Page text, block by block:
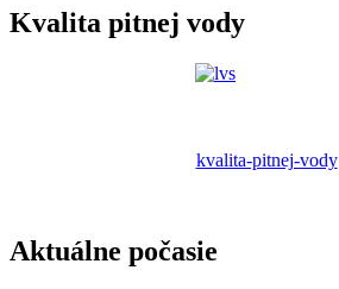
Kvalita pitnej vody
kvalita-pitnej-vody
Aktuálne počasie